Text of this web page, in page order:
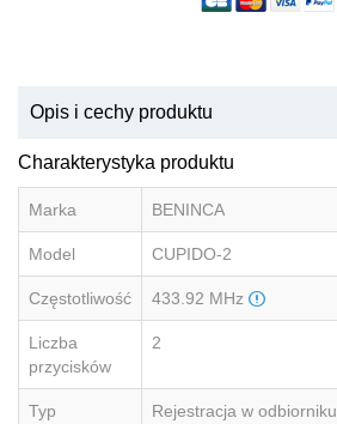
Opis i cechy produktu
Charakterystyka produktu
Marka BENINCA
Model CUPIDO-2
Częstotliwość 433.92 MHz
Liczba
przycisków
2
Typ
Rejestracja w odbiorniku